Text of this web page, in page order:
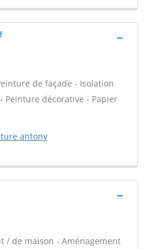
de façade - Isolation
Peinture décorative - Papier
antony
/ de maison - Aménagement